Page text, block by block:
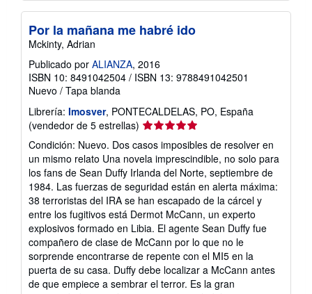
Por la mañana me habré ido
Mckinty, Adrian
Publicado por ALIANZA, 2016
ISBN 10: 8491042504 / ISBN 13: 9788491042501
Nuevo / Tapa blanda
Librería: Imosver, PONTECALDELAS, PO, España
(vendedor de 5 estrellas) Calificación
vendedor:
5
de
5
estrellas
Condición: Nuevo. Dos casos imposibles de resolver en
un mismo relato Una novela imprescindible, no solo para
los fans de Sean Duffy Irlanda del Norte, septiembre de
1984. Las fuerzas de seguridad están en alerta máxima:
38 terroristas del IRA se han escapado de la cárcel y
entre los fugitivos está Dermot McCann, un experto
explosivos formado en Libia. El agente Sean Duffy fue
compañero de clase de McCann por lo que no le
sorprende encontrarse de repente con el MI5 en la
puerta de su casa. Duffy debe localizar a McCann antes
de que empiece a sembrar el terror. Es la gran